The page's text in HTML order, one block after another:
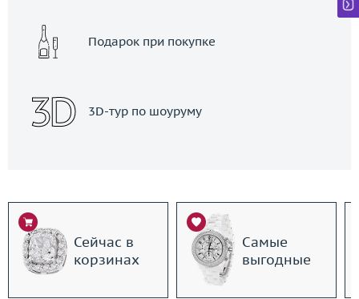
Подарок при покупке
3D-тур по шоуруму
Сейчас в
корзинах
Самые
выгодные